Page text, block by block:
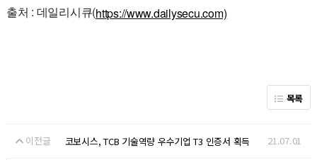
출처 : 데일리시큐(https://www.dailysecu.com)
목록
이전글 코보시스, TCB 기술역량 우수기업 T3 인증서 획득 21.07.01